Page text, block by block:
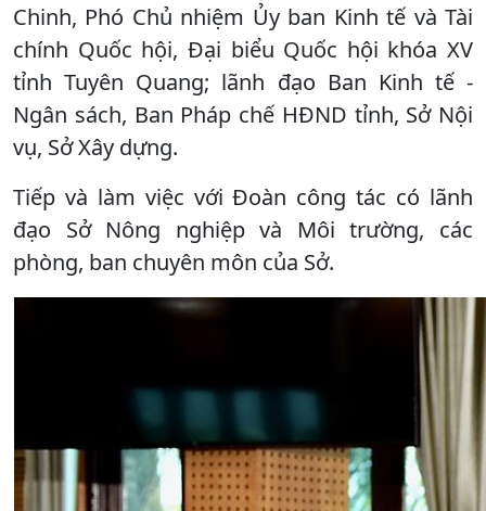
Chinh, Phó Chủ nhiệm Ủy ban Kinh tế và Tài
chính Quốc hội, Đại biểu Quốc hội khóa XV
tỉnh Tuyên Quang; lãnh đạo Ban Kinh tế -
Ngân sách, Ban Pháp chế HĐND tỉnh, Sở Nội
vụ, Sở Xây dựng.
Tiếp và làm việc với Đoàn công tác có lãnh
đạo Sở Nông nghiệp và Môi trường, các
phòng, ban chuyên môn của Sở.